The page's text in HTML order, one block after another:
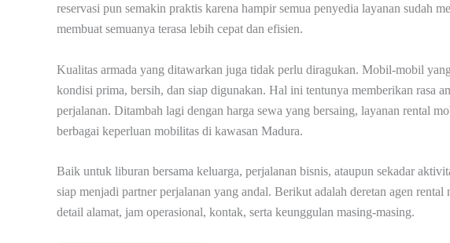
reservasi pun semakin praktis karena hampir semua penyedia layanan sudah
membuat semuanya terasa lebih cepat dan efisien.
Kualitas armada yang ditawarkan juga tidak perlu diragukan. Mobil-mobil
kondisi prima, bersih, dan siap digunakan. Hal ini tentunya memberikan rasa
perjalanan. Ditambah lagi dengan harga sewa yang bersaing, layanan rental
berbagai keperluan mobilitas di kawasan Madura.
Baik untuk liburan bersama keluarga, perjalanan bisnis, ataupun sekadar
siap menjadi partner perjalanan yang andal. Berikut adalah deretan agen
detail alamat, jam operasional, kontak, serta keunggulan masing-masing.